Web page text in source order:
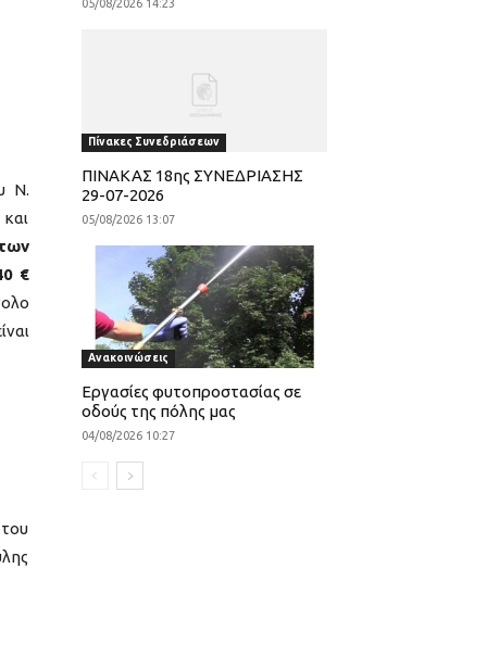
Ν.
€
05/08/2026 14:23
Πίνακες Συνεδριάσεων
ΠΙΝΑΚΑΣ 18ης ΣΥΝΕΔΡΙΑΣΗΣ
29-07-2026
05/08/2026 13:07
Ανακοινώσεις
Εργασίες φυτοπροστασίας σε
οδούς της πόλης μας
04/08/2026 10:27